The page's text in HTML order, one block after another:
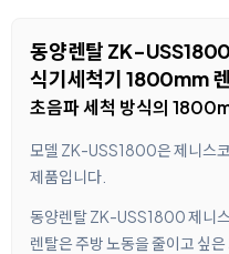
동양렌탈 ZK-
식기세척기 1800mm
초음파 세척 방식의
모델 ZK-USS1800은 제니스
제품입니다.
동양렌탈 ZK-USS1800 제니
렌탈은 주방 노동을 줄이고 싶